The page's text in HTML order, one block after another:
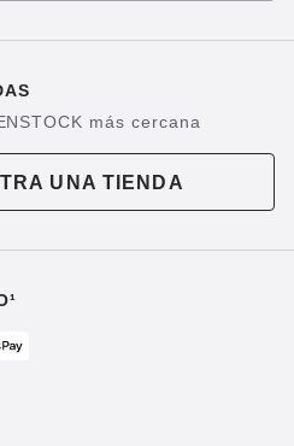
más cercana
UNA TIENDA